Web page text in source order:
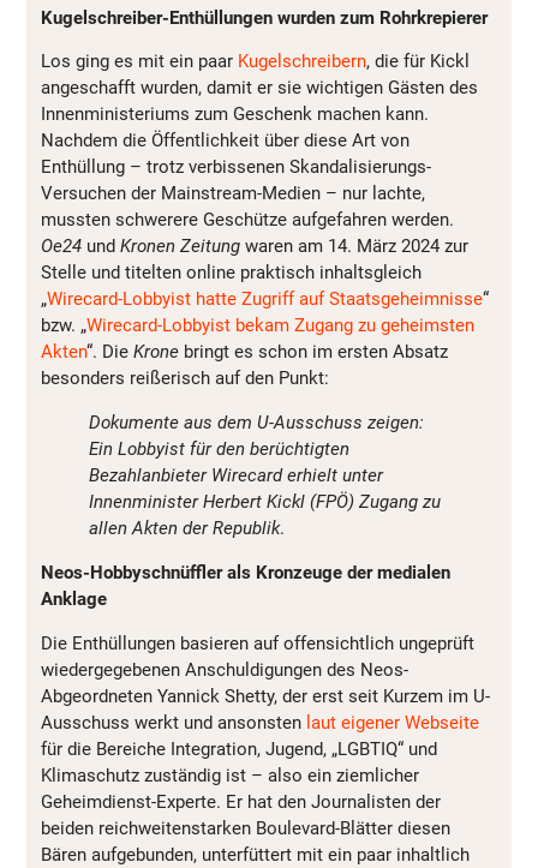
Kugelschreiber-Enthüllungen wurden zum Rohrkrepierer
Los ging es mit ein paar Kugelschreibern, die für Kickl
angeschafft wurden, damit er sie wichtigen Gästen des
Innenministeriums zum Geschenk machen kann.
Nachdem die Öffentlichkeit über diese Art von
Enthüllung – trotz verbissenen Skandalisierungs-
Versuchen der Mainstream-Medien – nur lachte,
mussten schwerere Geschütze aufgefahren werden.
Oe24 und Kronen Zeitung waren am 14. März 2024 zur
Stelle und titelten online praktisch inhaltsgleich
„Wirecard-Lobbyist hatte Zugriff auf Staatsgeheimnisse“
bzw. „Wirecard-Lobbyist bekam Zugang zu geheimsten
Akten“. Die Krone bringt es schon im ersten Absatz
besonders reißerisch auf den Punkt:
Dokumente aus dem U-Ausschuss zeigen:
Ein Lobbyist für den berüchtigten
Bezahlanbieter Wirecard erhielt unter
Innenminister Herbert Kickl (FPÖ) Zugang zu
allen Akten der Republik.
Neos-Hobbyschnüffler als Kronzeuge der medialen
Anklage
Die Enthüllungen basieren auf offensichtlich ungeprüft
wiedergegebenen Anschuldigungen des Neos-
Abgeordneten Yannick Shetty, der erst seit Kurzem im U-
Ausschuss werkt und ansonsten laut eigener Webseite
für die Bereiche Integration, Jugend, „LGBTIQ“ und
Klimaschutz zuständig ist – also ein ziemlicher
Geheimdienst-Experte. Er hat den Journalisten der
beiden reichweitenstarken Boulevard-Blätter diesen
Bären aufgebunden, unterfüttert mit ein paar inhaltlich